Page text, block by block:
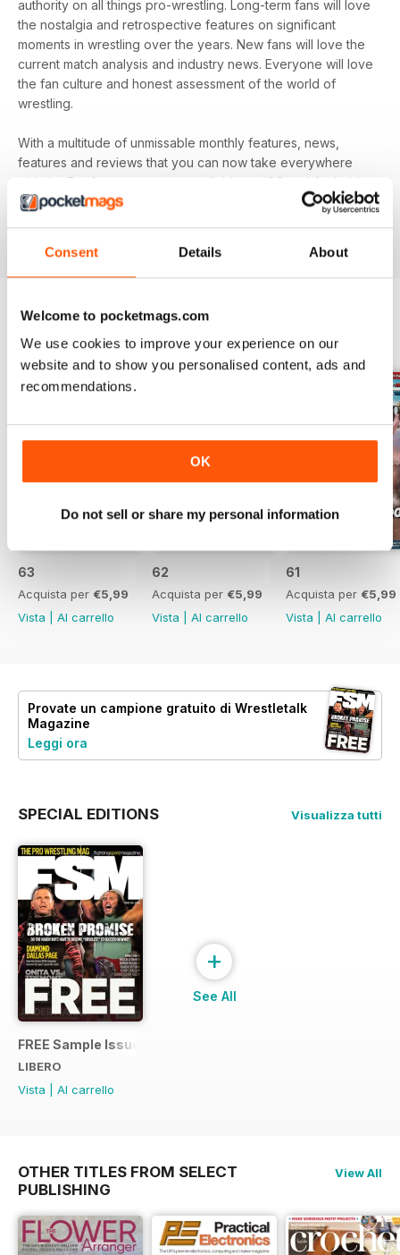
Consent Details About
Welcome to pocketmags.com
We use cookies to improve your experience on our
website and to show you personalised content, ads and
recommendations.
OK
Do not sell or share my personal information
authority on all things pro-wrestling. Long-term fans will love
the nostalgia and retrospective features on significant
moments in wrestling over the years. New fans will love the
current match analysis and industry news. Everyone will love
the fan culture and honest assessment of the world of
wrestling.
With a multitude of unmissable monthly features, news,
features and reviews that you can now take everywhere
with the Pocketmags
app - available on iOS and Android
devices - and your
annual Wrestletalk digital magazine
EDIZIONI INDIETRO Visualizza tutti
63
Acquista per €5,99
Vista
Al carrello
62
Acquista per €5,99
Vista
Al carrello
61
Acquista per €5,99
Vista
Al carrello
Provate un campione gratuito di Wrestletalk
Magazine
Leggi ora
SPECIAL EDITIONS Visualizza tutti
FREE Sample Issue
LIBERO
Vista
Al carrello
+
See All
OTHER TITLES FROM SELECT
PUBLISHING
View All